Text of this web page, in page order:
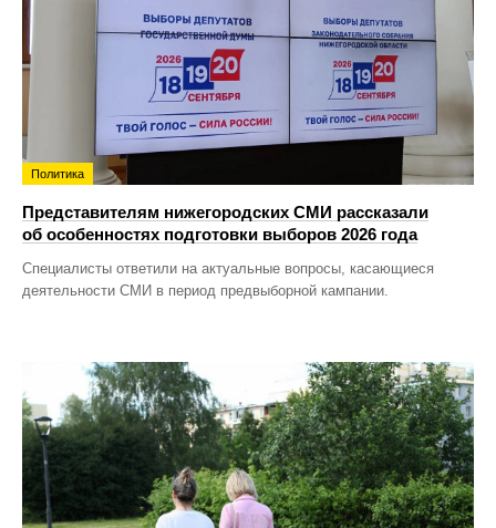
Политика
Представителям нижегородских СМИ рассказали
об особенностях подготовки выборов 2026 года
Специалисты ответили на актуальные вопросы, касающиеся
деятельности СМИ в период предвыборной кампании.